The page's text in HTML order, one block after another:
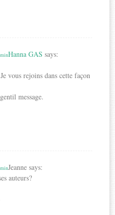
Hanna GAS says:
vous rejoins dans cette façon
message.
Jeanne says:
auteurs?